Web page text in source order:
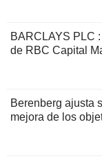
BARCLAYS PLC
de RBC Capital
Berenberg ajusta
mejora de los